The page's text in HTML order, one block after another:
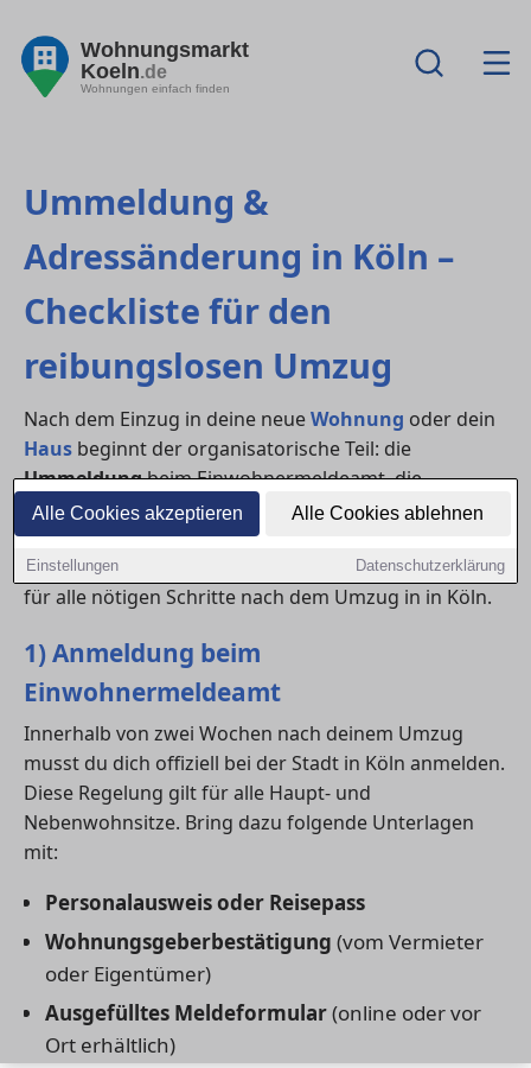
Alle Cookies akzeptieren Alle Cookies ablehnen
Einstellungen Datenschutzerklärung
Wohnungsmarkt
Koeln.de
Wohnungen einfach finden
Ummeldung &
Adressänderung in Köln –
Checkliste für den
reibungslosen Umzug
Nach dem Einzug in deine neueWohnung oder dein
Haus beginnt der organisatorische Teil: die
Ummeldungbeim Einwohnermeldeamt, die
Adressänderungbei Vertragspartnern und das
Aktualisieren wichtiger Dokumente. Damit du nichts
vergisst, findest du hier eine umfassende Checkliste
für alle nötigen Schritte nach dem Umzug in in Köln.
1) Anmeldung beim
Einwohnermeldeamt
Innerhalb von zwei Wochen nach deinem Umzug
musst du dich offiziell bei der Stadt in Köln anmelden.
Diese Regelung gilt für alle Haupt- und
Nebenwohnsitze. Bring dazu folgende Unterlagen
mit:
Personalausweis oder Reisepass
Wohnungsgeberbestätigung (vom Vermieter
oder Eigentümer)
Ausgefülltes Meldeformular(online oder vor
Ort erhältlich)